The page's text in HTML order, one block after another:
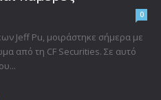
0
Jeff Pu, μοιράστηκε σήμερα με
από τη CF Securities. Σε αυτό